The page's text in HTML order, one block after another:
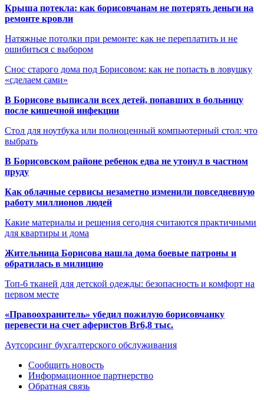
Крыша потекла: как борисовчанам не потерять деньги на
ремонте кровли
Натяжные потолки при ремонте: как не переплатить и не
ошибиться с выбором
Снос старого дома под Борисовом: как не попасть в ловушку
«сделаем сами»
В Борисове выписали всех детей, попавших в больницу
после кишечной инфекции
Стол для ноутбука или полноценный компьютерный стол: что
выбрать
В Борисовском районе ребенок едва не утонул в частном
пруду
Как облачные сервисы незаметно изменили повседневную
работу миллионов людей
Какие материалы и решения сегодня считаются практичными
для квартиры и дома
Жительница Борисова нашла дома боевые патроны и
обратилась в милицию
Топ-6 тканей для детской одежды: безопасность и комфорт на
первом месте
«Правоохранитель» убедил пожилую борисовчанку
перевести на счет аферистов Br6,8 тыс.
Аутсорсинг бухгалтерского обслуживания
Сообщить новость
Информационное партнерство
Обратная связь